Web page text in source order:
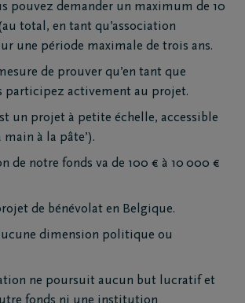
pouvez demander un maximum de 10
total, en tant qu’association
une période maximale de trois ans.
de prouver qu’en tant que
participez activement au projet.
un projet à petite échelle, accessible
à la pâte’).
de notre fonds va de 100 € à 10 000 €
de bénévolat en Belgique.
dimension politique ou
ne poursuit aucun but lucratif et